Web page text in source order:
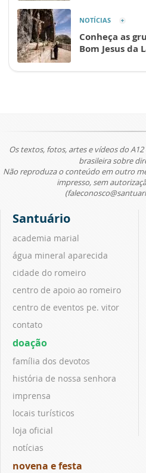
NOTÍCIAS
Conheça as
Bom Jesus da
Os textos, fotos, artes e vídeos do
brasileira sobre
Não reproduza o conteúdo em outro
impresso, sem
Santuário
academia marial
água mineral aparecida
cidade do romeiro
centro de apoio ao romeiro
centro de eventos pe. vitor
contato
doação
família dos devotos
história de nossa senhora
imprensa
locais turísticos
loja oficial
notícias
novena e festa